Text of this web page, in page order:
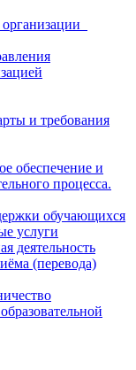
и требования
обеспечение и
процесса.
обучающихся
услуги
деятельность
(перевода)